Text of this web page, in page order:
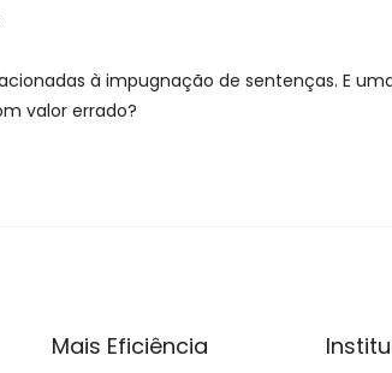
à impugnação de sentenças. E
valor errado?
Mais Eficiência